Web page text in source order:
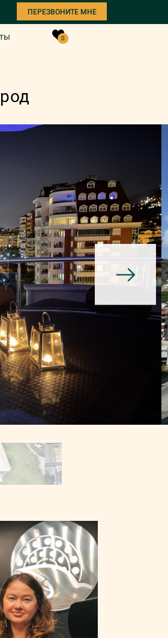
ПЕРЕЗВОНИТЕ МНЕ
0